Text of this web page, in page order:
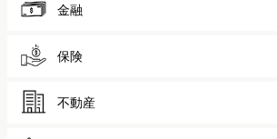
金融
保険
不動産